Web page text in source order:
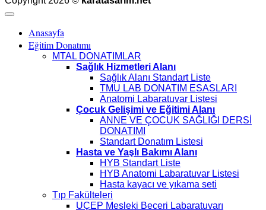
Anasayfa
Eğitim Donatımı
MTAL DONATIMLAR
Sağlık Hizmetleri Alanı
Sağlık Alanı Standart Liste
TMU LAB DONATIM ESASLARI
Anatomi Labaratuvar Listesi
Çocuk Gelişimi ve Eğitimi Alanı
ANNE VE ÇOCUK SAĞLIĞI DERSİ
DONATIMI
Standart Donatım Listesi
Hasta ve Yaşlı Bakımı Alanı
HYB Standart Liste
HYB Anatomi Labaratuvar Listesi
Hasta kayacı ve yıkama seti
Tıp Fakülteleri
UÇEP Mesleki Beceri Labaratuvarı